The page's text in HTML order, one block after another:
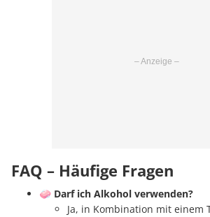
FAQ – Häufige Fragen
🧼 Darf ich Alkohol verwenden?
Ja, in Kombination mit einem